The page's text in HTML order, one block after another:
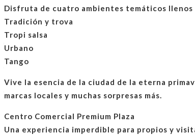
Disfruta de cuatro ambientes temáticos llenos
Tradición y trova
Tropi salsa
Urbano
Tango
Vive la esencia de la ciudad de la eterna
marcas locales y muchas sorpresas más.
Centro Comercial Premium Plaza
Una experiencia imperdible para propios y